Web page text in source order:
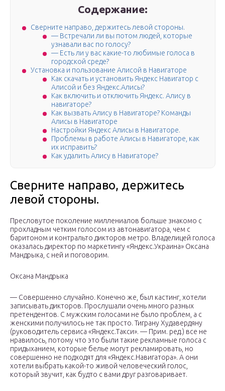
Содержание:
Сверните направо, держитесь левой стороны.
— Встречали ли вы потом людей, которые
узнавали вас по голосу?
— Есть ли у вас какие-то любимые голоса в
городской среде?
Установка и пользование Алисой в Навигаторе
Как скачать и установить Яндекс Навигатор с
Алисой и без Яндекс.Алисы?
Как включить и отключить Яндекс. Алису в
навигаторе?
Как вызвать Алису в Навигаторе? Команды
Алисы в Навигаторе
Настройки Яндекс Алисы в Навигаторе.
Проблемы в работе Алисы в Навигаторе, как
их исправить?
Как удалить Алису в Навигаторе?
Сверните направо, держитесь
левой стороны.
Пресловутое поколение миллениалов больше знакомо с
прохладным четким голосом из автонавигатора, чем с
баритоном и контральто дикторов метро. Владелицей голоса
оказалась директор по маркетингу «Яндекс.Украина» Оксана
Мандрыка, с ней и поговорим.
Оксана Мандрыка
— Совершенно случайно. Конечно же, был кастинг, хотели
записывать дикторов. Прослушали очень много разных
претендентов. С мужским голосами не было проблем, а с
женскими получилось не так просто. Тиграну Худавердяну
(руководитель сервиса «Яндекс.Такси». — Прим. ред.) все не
нравилось, потому что это были такие рекламные голоса с
придыханием, которые белье могут рекламировать, но
совершенно не подходят для «Яндекс.Навигатора». А они
хотели выбрать какой-то живой человеческий голос,
который звучит, как будто с вами друг разговаривает.